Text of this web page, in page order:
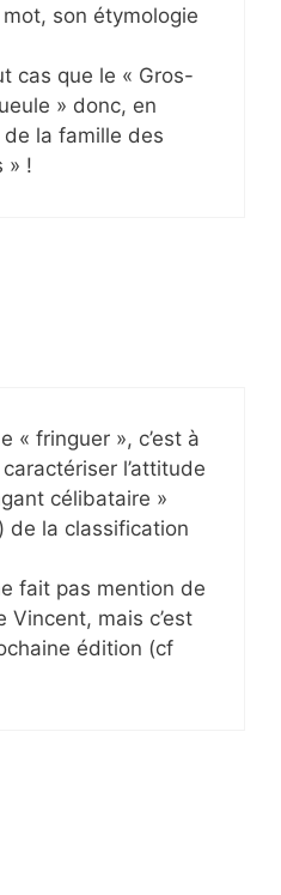
mot, son étymologie
cas que le « Gros-
» donc, en
la famille des
» !
« fringuer », c’est à
l’attitude
célibataire »
de la classification
fait pas mention de
Vincent, mais c’est
édition (cf